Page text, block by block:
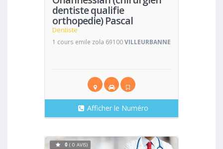
dentiste qualifie
orthopedie) Pascal
Dentiste
1 cours emile zola 69100VILLEURBANNE
Afficher le Numéro
0 ( 0 AVIS)